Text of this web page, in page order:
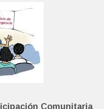
Comunitaria